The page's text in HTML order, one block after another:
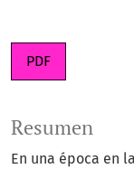
PDF
Resumen
En una época en